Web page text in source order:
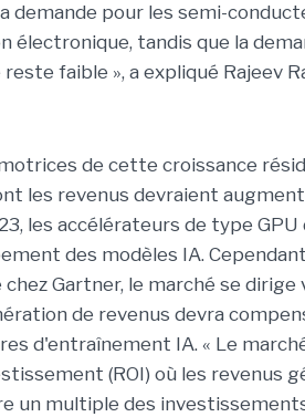
demande pour les semi-
électronique, tandis que la
faible », a expliqué Rajeev
de cette croissance
les revenus devraient
les accélérateurs de type
des modèles IA.
Gartner, le marché se
de revenus devra
d'entraînement IA. « Le
(ROI) où les revenus
un multiple des